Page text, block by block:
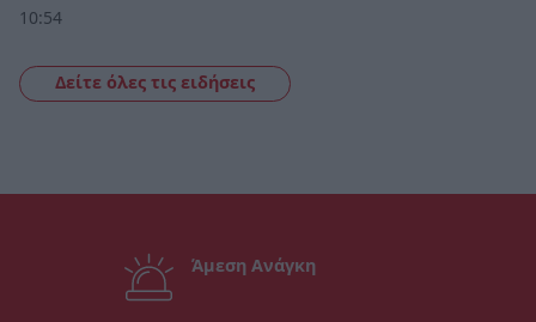
10:54
Δείτε όλες τις ειδήσεις
Άμεση Ανάγκη